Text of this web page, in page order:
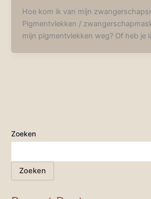
Hoe kom ik van mijn
Pigmentvlekken /
mijn pigmentvlekken weg? Of heb je
Zoeken
Zoeken